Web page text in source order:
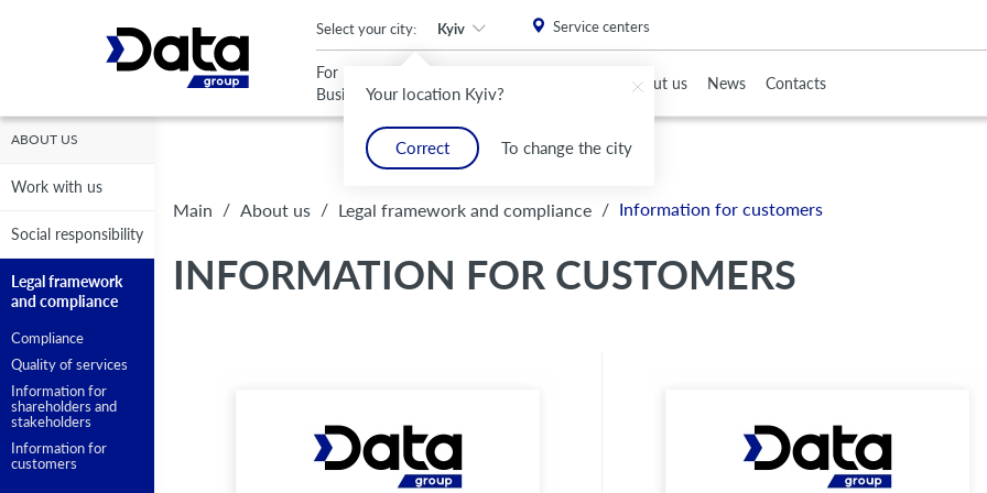
Your location Kyiv?
Correct To change the city
Select your city: Kyiv Service centers
For
Business
Home
About us News Contacts
ABOUT US
Work with us
Social responsibility
Legal framework
and compliance
Compliance
Quality of services
Information for
shareholders and
stakeholders
Information for
customers
Main / About us / Legal framework and compliance / Information for customers
INFORMATION FOR CUSTOMERS
An important update (Chrome 143) is available for your browser. Please install this critical browser update